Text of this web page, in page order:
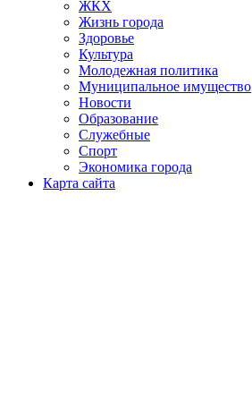
ЖКХ
Жизнь города
Здоровье
Культура
Молодежная политика
Муниципальное имущество
Новости
Образование
Служебные
Спорт
Экономика города
Карта сайта